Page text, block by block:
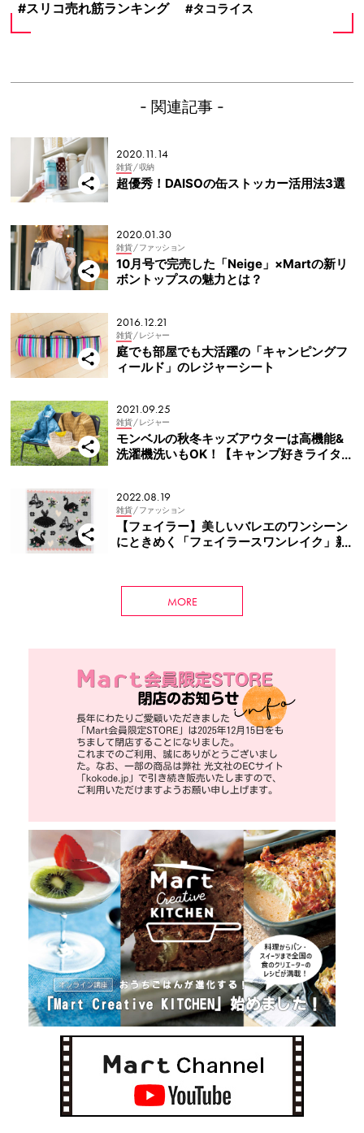
スリコ売れ筋ランキング タコライス
- 関連記事 -
2020.11.14
雑貨 / 収納
超優秀！DAISOの缶ストッカー活用法3選
2020.01.30
雑貨 / ファッション
10月号で完売した「Neige」×Martの新リ
ボントップスの魅力とは？
2016.12.21
雑貨 / レジャー
庭でも部屋でも大活躍の「キャンピングフ
ィールド」のレジャーシート
2021.09.25
雑貨 / レジャー
モンベルの秋冬キッズアウターは高機能&
洗濯機洗いもOK！【キャンプ好きライター
2022.08.19
雑貨 / ファッション
【フェイラー】美しいバレエのワンシーン
にときめく「フェイラースワンレイク」新
MORE